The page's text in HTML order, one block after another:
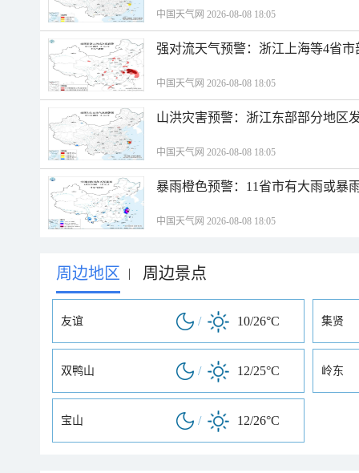
中国天气网 2026-08-08 18:05
强对流天气预警：浙江上海等4省
中国天气网 2026-08-08 18:05
山洪灾害预警：浙江东部部分地区
中国天气网 2026-08-08 18:05
暴雨橙色预警：11省市有大雨或暴
中国天气网 2026-08-08 18:05
周边地区 | 周边景点
友谊 / 10/26°C 集贤
双鸭山 / 12/25°C 岭东
宝山 / 12/26°C